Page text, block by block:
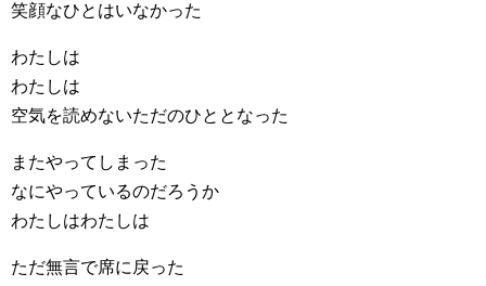
笑顔なひとはいなかった
わたしは
わたしは
空気を読めないただのひととなった
またやってしまった
なにやっているのだろうか
わたしはわたしは
ただ無言で席に戻った